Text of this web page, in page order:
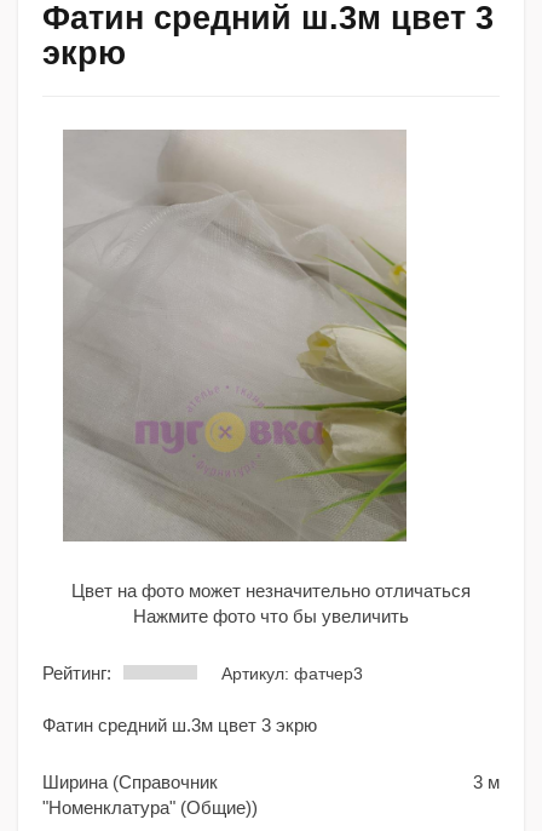
Фатин средний ш.3м цвет 3
экрю
Цвет на фото может незначительно отличаться
Нажмите фото что бы увеличить
Рейтинг: Артикул: фатчер3
Фатин средний ш.3м цвет 3 экрю
Ширина (Справочник
"Номенклатура" (Общие))
3 м